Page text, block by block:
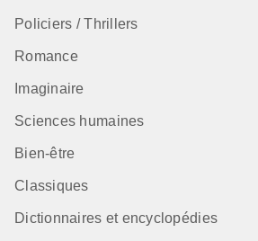
Policiers / Thrillers
Romance
Imaginaire
Sciences humaines
Bien-être
Classiques
Dictionnaires et encyclopédies